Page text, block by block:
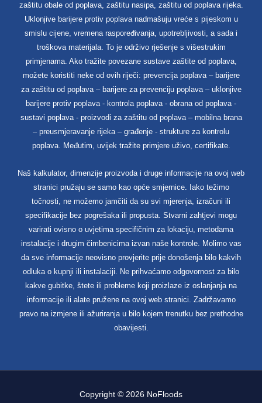
zaštitu obale od poplava, zaštitu nasipa, zaštitu od poplava rijeka.
Uklonjive barijere protiv poplava nadmašuju vreće s pijeskom u
smislu cijene, vremena raspoređivanja, upotrebljivosti, a sada i
troškova materijala. To je održivo rješenje s višestrukim
primjenama. Ako tražite povezane sustave zaštite od poplava,
možete koristiti neke od ovih riječi: prevencija poplava – barijere
za zaštitu od poplava – barijere za prevenciju poplava – uklonjive
barijere protiv poplava - kontrola poplava - obrana od poplava -
sustavi poplava - proizvodi za zaštitu od poplava – mobilna brana
– preusmjeravanje rijeka – građenje - strukture za kontrolu
poplava. Međutim, uvijek tražite primjere uživo, certifikate.
Naš kalkulator, dimenzije proizvoda i druge informacije na ovoj web
stranici pružaju se samo kao opće smjernice. Iako težimo
točnosti, ne možemo jamčiti da su svi mjerenja, izračuni ili
specifikacije bez pogrešaka ili propusta. Stvarni zahtjevi mogu
varirati ovisno o uvjetima specifičnim za lokaciju, metodama
instalacije i drugim čimbenicima izvan naše kontrole. Molimo vas
da sve informacije neovisno provjerite prije donošenja bilo kakvih
odluka o kupnji ili instalaciji. Ne prihvaćamo odgovornost za bilo
kakve gubitke, štete ili probleme koji proizlaze iz oslanjanja na
informacije ili alate pružene na ovoj web stranici. Zadržavamo
pravo na izmjene ili ažuriranja u bilo kojem trenutku bez prethodne
obavijesti.
Copyright © 2026 NoFloods